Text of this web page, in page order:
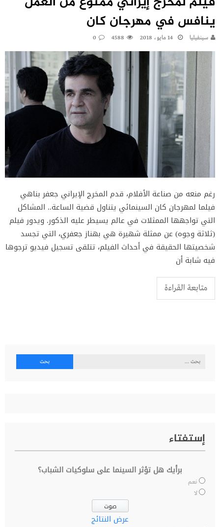
ينافس في مهرجان كان
سينفيليا 14 مايو، 2018 4588
0
رغم منعه من صناعة الأفلام، قدم المخرج الإيراني جعفر بناهي
فيلما لمهرجان كان السينمائي يتناول قضية الساعة.. المشاكل
التي تواجهها الممثلات في عالم يسيطر عليه الذكور. ويدور فيلم
(ثلاثة وجوه) عن ممثلة شهيرة هي بهناز جعفري، التي تجسد
شخصيتها الحقيقة في أحداث الفيلم، تتلقى تسجيل فيديو ترجوها
فيه شابة أن
متابعة القراءة
البحث
إستفتاء
برأيك هل تؤثر السينما على سلوكيات الشباب؟
نعم
لا
عرض النتائج